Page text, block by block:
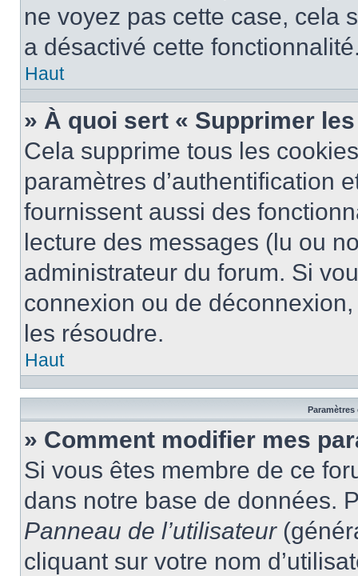
ne voyez pas cette case, cela
a désactivé cette
Haut
» À quoi sert « Supprimer
Cela supprime tous les
paramètres d’authentification
fournissent aussi des
lecture des messages (lu ou
administrateur du forum. Si
connexion ou de
les résoudre.
Haut
Paramètres
» Comment modifier mes
Si vous êtes membre de ce
dans notre base de données.
Panneau de l’utilisateur
cliquant sur votre nom